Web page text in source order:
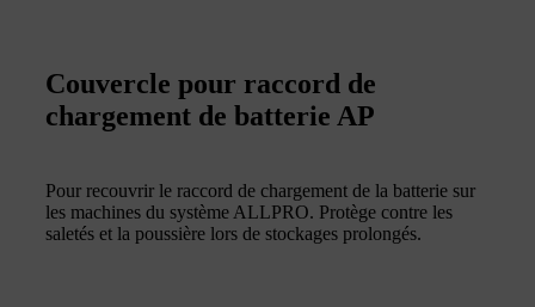
Couvercle pour raccord de
chargement de batterie AP
Pour recouvrir le raccord de chargement de la batterie sur
les machines du système ALLPRO. Protège contre les
saletés et la poussière lors de stockages prolongés.